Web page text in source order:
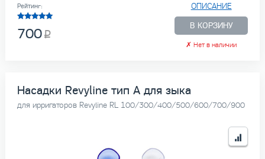
ОПИСАНИЕ
В КОРЗИНУ
✗ Нет в наличии
Рейтинг:
700
Насадки Revyline тип А для зыка
для ирригаторов Revyline RL 100/300/400/500/600/700/900